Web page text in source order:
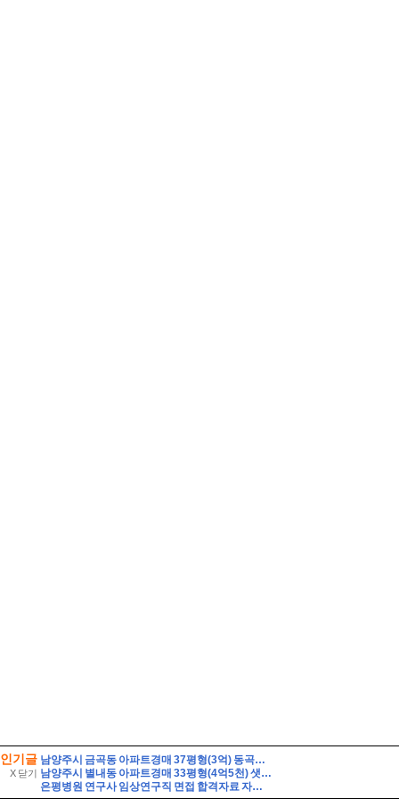
인기글
X 닫기
남양주시 금곡동 아파트경매 37평형(3억) 동곡초등학교인근 금곡GS 6층 유찰1회 남양주금곡지에스아파트 부동산경매 매매
남양주시 별내동 아파트경매 33평형(4억5천) 샛별초등학교인근 별내푸르지오 20층 유찰1회 남양주별내푸르지오아파트 법원경매 매매
은평병원 연구사 임상연구직 면접 합격자료 자기소개 스크립트 및 실제 면접 합격 답안